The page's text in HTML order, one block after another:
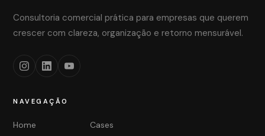
Consultoria comercial prática para empresas que querem
crescer com clareza, organização e retorno mensurável.
NAVEGAÇÃO
Home
Cases